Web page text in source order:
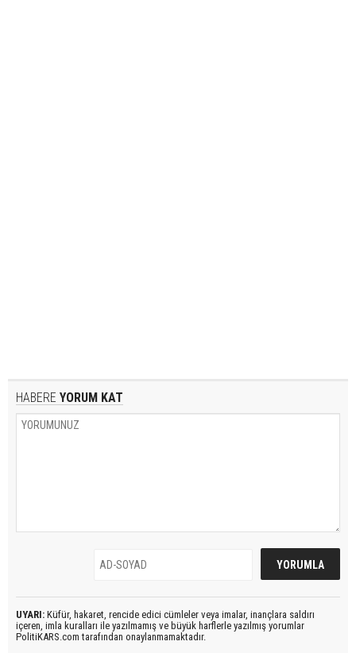
HABERE YORUM KAT
UYARI: Küfür, hakaret, rencide edici cümleler veya imalar, inançlara saldırı
içeren, imla kuralları ile yazılmamış ve büyük harflerle yazılmış yorumlar
PolitiKARS.com tarafından onaylanmamaktadır.